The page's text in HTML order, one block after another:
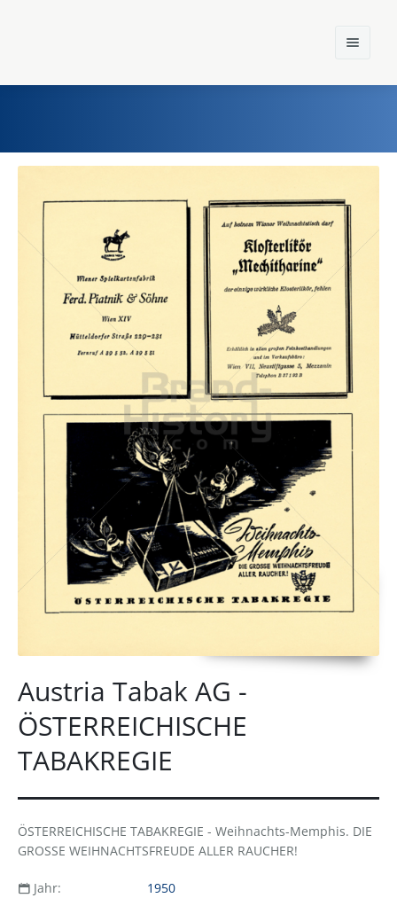
Home
Einst und Heute
Marken
Konzerne
Austria Tabak AG -
ÖSTERREICHISCHE
TABAKREGIE
ÖSTERREICHISCHE TABAKREGIE - Weihnachts-Memphis. DIE
GROSSE WEIHNACHTSFREUDE ALLER RAUCHER!
Jahr:
1950